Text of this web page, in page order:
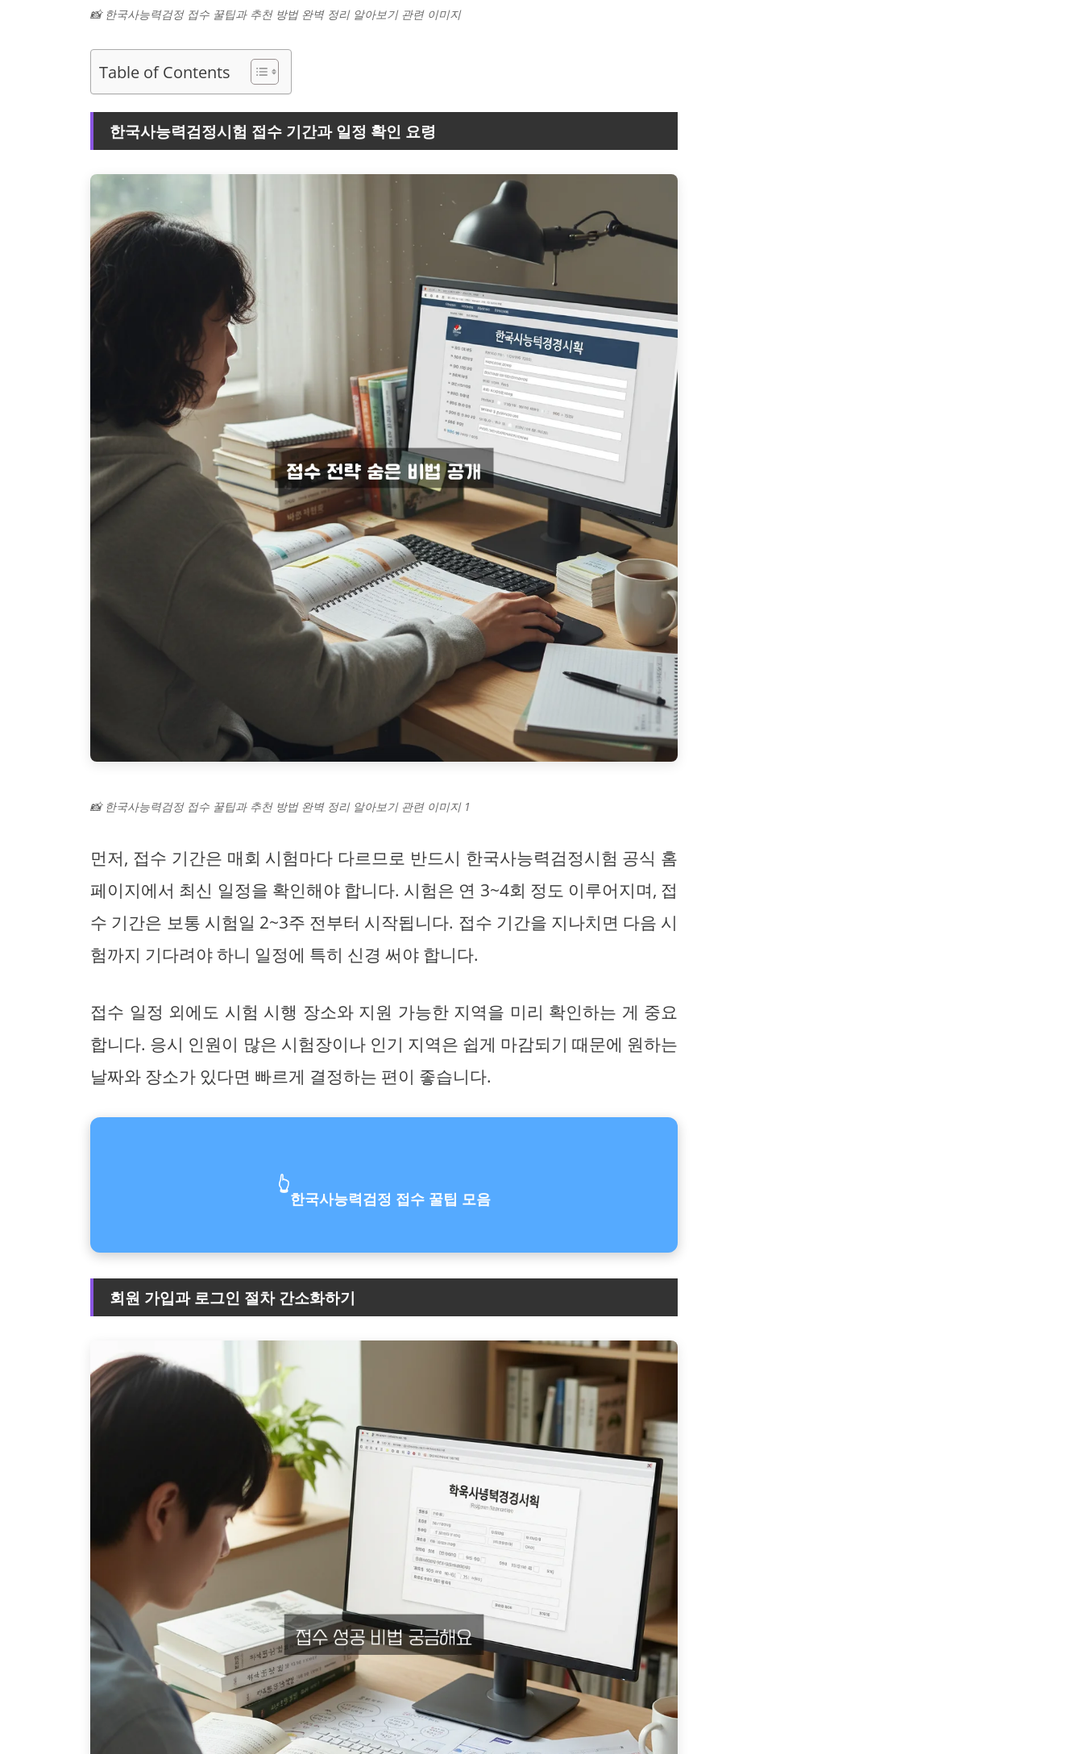
📸 한국사능력검정 접수 꿀팁과 추천 방법 완벽 정리 알아보기 관련 이미지
Table of Contents
한국사능력검정시험 접수 기간과 일정 확인 요령
📸 한국사능력검정 접수 꿀팁과 추천 방법 완벽 정리 알아보기 관련 이미지 1
먼저, 접수 기간은 매회 시험마다 다르므로 반드시 한국사능력검정시험 공식 홈
페이지에서 최신 일정을 확인해야 합니다. 시험은 연 3~4회 정도 이루어지며, 접
수 기간은 보통 시험일 2~3주 전부터 시작됩니다. 접수 기간을 지나치면 다음 시
험까지 기다려야 하니 일정에 특히 신경 써야 합니다.
접수 일정 외에도 시험 시행 장소와 지원 가능한 지역을 미리 확인하는 게 중요
합니다. 응시 인원이 많은 시험장이나 인기 지역은 쉽게 마감되기 때문에 원하는
날짜와 장소가 있다면 빠르게 결정하는 편이 좋습니다.
👆
한국사능력검정 접수 꿀팁 모음
회원 가입과 로그인 절차 간소화하기